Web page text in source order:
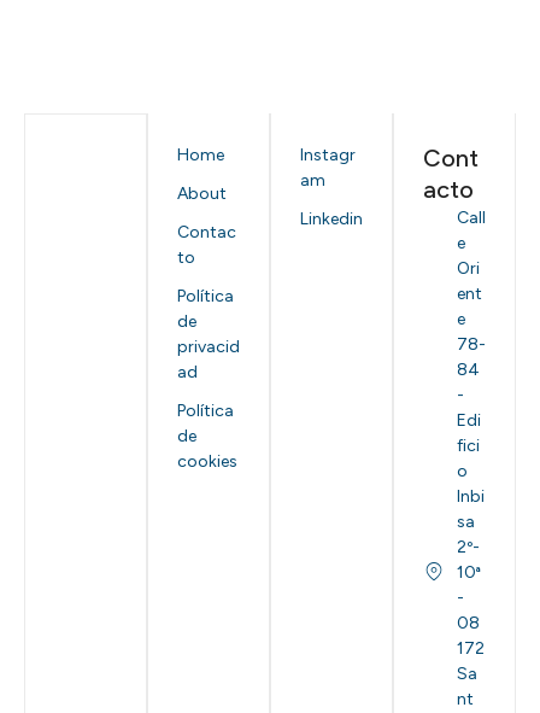
Home
About
Contac
to
Política
de
privacid
ad
Política
de
cookies
Instagr
am
Linkedin
Cont
acto
Call
e
Ori
ent
e
78-
84
-
Edi
fici
o
Inbi
sa
2º-
10ª
-
08
172
Sa
nt